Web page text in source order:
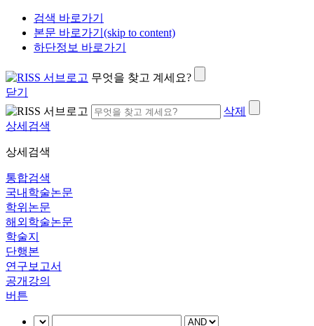
검색 바로가기
본문 바로가기(skip to content)
하단정보 바로가기
무엇을 찾고 계세요?
닫기
삭제
상세검색
상세검색
통합검색
국내학술논문
학위논문
해외학술논문
학술지
단행본
연구보고서
공개강의
버튼